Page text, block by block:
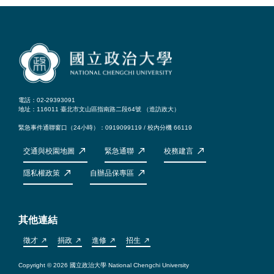
電話：02-29393091
地址：116011 臺北市文山區指南路二段64號 （造訪政大）
緊急事件通聯窗口（24小時）：0919099119 / 校內分機 66119
交通與校園地圖 緊急通聯 校務建言
隱私權政策 自辦品保專區
其他連結
徵才 捐政 進修 招生
Copyright © 2026 國立政治大學 National Chengchi University